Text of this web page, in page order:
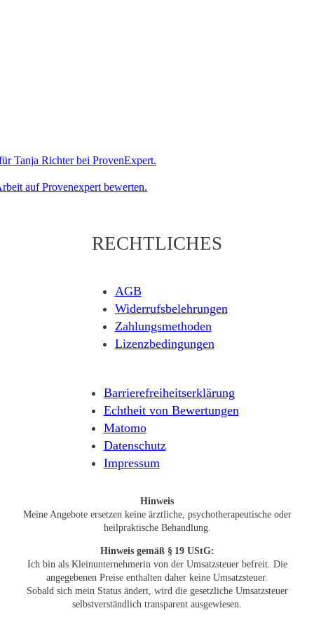
auf Provenexpert bewerten.
RECHTLICHES
AGB
Widerrufsbelehrungen
Zahlungsmethoden
Lizenzbedingungen
Barrierefreiheitserklärung
Echtheit von Bewertungen
Matomo
Datenschutz
Impressum
Hinweis
Meine Angebote ersetzen keine ärztliche, psychotherapeutische oder
heilpraktische Behandlung.
Hinweis gemäß § 19 UStG:
Ich bin als Kleinunternehmerin von der Umsatzsteuer befreit. Die
angegebenen Preise enthalten daher keine Umsatzsteuer.
Sobald sich mein Status ändert, wird die gesetzliche Umsatzsteuer
selbstverständlich transparent ausgewiesen.